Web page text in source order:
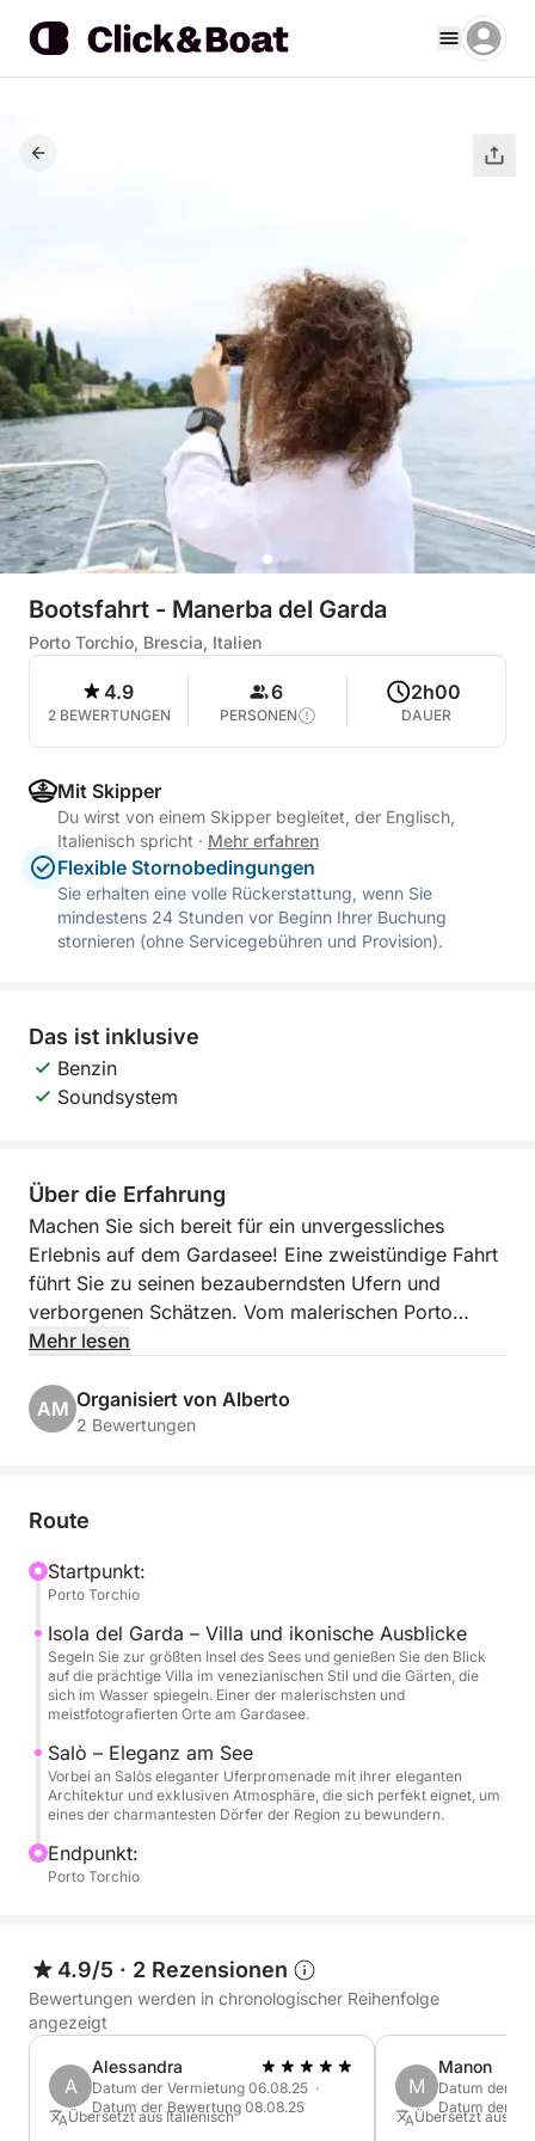
Bootsfahrt - Manerba del Garda
Porto Torchio, Brescia, Italien
4.9
2 BEWERTUNGEN
6
PERSONEN
2h00
DAUER
Mit Skipper
Du wirst von einem Skipper begleitet, der Englisch,
Italienisch spricht · Mehr erfahren
Flexible Stornobedingungen
Sie erhalten eine volle Rückerstattung, wenn Sie
mindestens 24 Stunden vor Beginn Ihrer Buchung
stornieren (ohne Servicegebühren und Provision).
Das ist inklusive
Benzin
Soundsystem
Über die Erfahrung
Machen Sie sich bereit für ein unvergessliches
Erlebnis auf dem Gardasee! Eine zweistündige Fahrt
führt Sie zu seinen bezauberndsten Ufern und
verborgenen Schätzen. Vom malerischen Porto
Torchio in Manerba del Garda aus begeben Sie sich
Ausblicken und Momenten purer Entspannung.
prächtigen Villa und den Gärten, die sich im Wasser
Salò mit seiner Seepromenade und dem stilvollen
Ambiente. Wir bewundern die historische Riviera von
Gardone, berühmt für das Vittoriale degli Italiani, und
das prächtige Punta San Vigilio, ein Paradies mit
einer Villa aus dem 16. Jahrhundert und einem
bezaubernden Yachthafen. Jeder Halt bietet Ihnen
die Gelegenheit, die einzigartige Schönheit dieser
Orte zu genießen.
Während der Tour haben Sie außerdem die
Möglichkeit, im kristallklaren Wasser des Sees zu
schwimmen – der perfekte Moment, um
zur Erfrischung und eine Stereoanlage, mit der Sie
während der Fahrt Ihre Lieblingsmusik hören können
– für die perfekte Atmosphäre. Ein rundum
gelungenes Erlebnis, ideal für alle, die Entspannung,
Schönheit und einen kurzen Vorgeschmack auf die
Wunder des Gardasees suchen.
Mehr lesen
AM Organisiert von Alberto
2 Bewertungen
Route
Startpunkt:
Porto Torchio
Isola del Garda – Villa und ikonische Ausblicke
Segeln Sie zur größten Insel des Sees und genießen Sie den Blick
auf die prächtige Villa im venezianischen Stil und die Gärten, die
sich im Wasser spiegeln. Einer der malerischsten und
meistfotografierten Orte am Gardasee.
Salò – Eleganz am See
Vorbei an Salòs eleganter Uferpromenade mit ihrer eleganten
Architektur und exklusiven Atmosphäre, die sich perfekt eignet, um
eines der charmantesten Dörfer der Region zu bewundern.
Endpunkt:
Porto Torchio
4.9/5 · 2 Rezensionen
Bewertungen werden in chronologischer Reihenfolge
angezeigt
A
Alessandra
Datum der Vermietung 06.08.25 ·
Datum der Bewertung 08.08.25
Übersetzt aus Italienisch
M
Manon
Datum der
Datum der
Übersetzt aus